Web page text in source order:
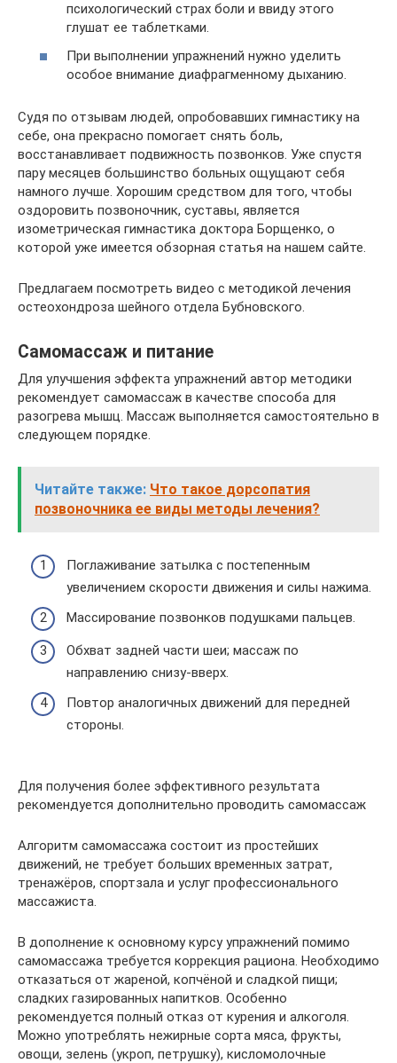
психологический страх боли и ввиду этого
глушат ее таблетками.
При выполнении упражнений нужно уделить
особое внимание диафрагменному дыханию.
Судя по отзывам людей, опробовавших гимнастику на
себе, она прекрасно помогает снять боль,
восстанавливает подвижность позвонков. Уже спустя
пару месяцев большинство больных ощущают себя
намного лучше. Хорошим средством для того, чтобы
оздоровить позвоночник, суставы, является
изометрическая гимнастика доктора Борщенко, о
которой уже имеется обзорная статья на нашем сайте.
Предлагаем посмотреть видео с методикой лечения
остеохондроза шейного отдела Бубновского.
Самомассаж и питание
Для улучшения эффекта упражнений автор методики
рекомендует самомассаж в качестве способа для
разогрева мышц. Массаж выполняется самостоятельно в
следующем порядке.
Читайте также: Что такое дорсопатия
позвоночника ее виды методы лечения?
Поглаживание затылка с постепенным
увеличением скорости движения и силы нажима.
Массирование позвонков подушками пальцев.
Обхват задней части шеи; массаж по
направлению снизу-вверх.
Повтор аналогичных движений для передней
стороны.
Для получения более эффективного результата
рекомендуется дополнительно проводить самомассаж
Алгоритм самомассажа состоит из простейших
движений, не требует больших временных затрат,
тренажёров, спортзала и услуг профессионального
массажиста.
В дополнение к основному курсу упражнений помимо
самомассажа требуется коррекция рациона. Необходимо
отказаться от жареной, копчёной и сладкой пищи;
сладких газированных напитков. Особенно
рекомендуется полный отказ от курения и алкоголя.
Можно употреблять нежирные сорта мяса, фрукты,
овощи, зелень (укроп, петрушку), кисломолочные